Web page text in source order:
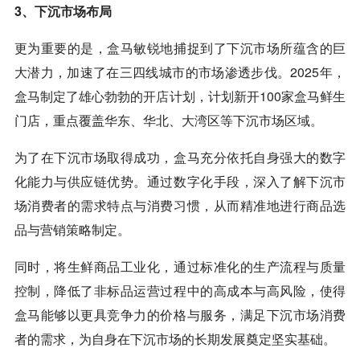
3、下沉市场布局
更为重要的是，盒马敏锐地捕捉到了下沉市场所蕴含的巨
大潜力，加速了在三四线城市的市场渗透步伐。2025年，
盒马制定了雄心勃勃的开店计划，计划新开100家盒马鲜生
门店，重点覆盖华东、华北、大湾区等下沉市场区域。
为了在下沉市场取得成功，盒马充分依托自身强大的数字
化能力与供应链优势。通过数字化手段，深入了解下沉市
场消费者的需求特点与消费习惯，从而精准地进行商品选
品与营销策略制定。
同时，将生鲜商品工业化，通过标准化的生产流程与质量
控制，降低了非标品运营过程中的高成本与高风险，使得
盒马能够以更具竞争力的价格与服务，满足下沉市场消费
者的需求，为自身在下沉市场的长期发展奠定坚实基础。